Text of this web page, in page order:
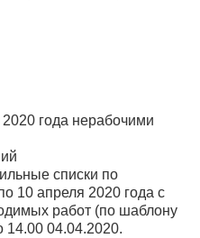
года нерабочими
списки по
10 апреля 2020 года с
работ (по шаблону
14.00 04.04.2020.